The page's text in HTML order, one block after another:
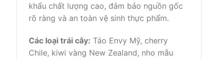
khẩu chất lượng cao, đảm bảo nguồn gốc
rõ ràng và an toàn vệ sinh thực phẩm.
Các loại trái cây: Táo Envy Mỹ, cherry
Chile, kiwi vàng New Zealand, nho mẫu